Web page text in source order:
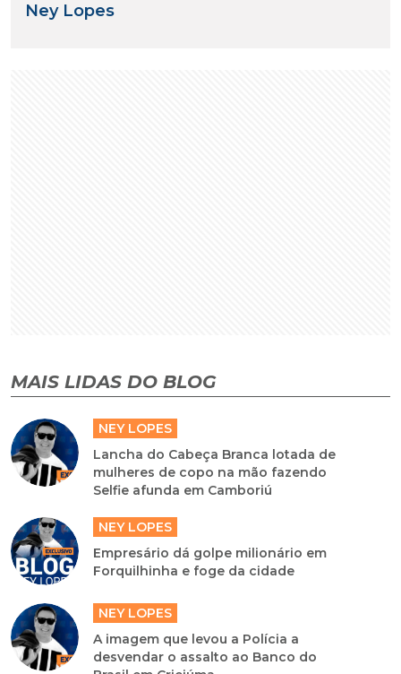
NEY LOPES
Lancha do Cabeça Branca lotada de
mulheres de copo na mão fazendo
Selfie afunda em Camboriú
NEY LOPES
Empresário dá golpe milionário em
Forquilhinha e foge da cidade
NEY LOPES
desvendar o assalto ao Banco do
Brasil em Criciúma
NEY LOPES